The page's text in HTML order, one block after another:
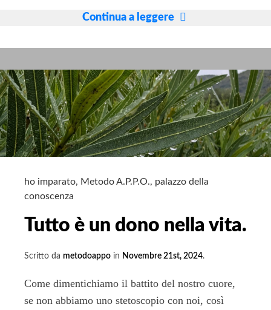
Continua a leggere
mentalmente
giorno
a
vedere
i
dettagli
ho imparato, Metodo A.P.P.O., palazzo della
conoscenza
Tutto è un dono nella vita.
Scritto da metodoappo in Novembre 21st, 2024.
Come dimentichiamo il battito del nostro cuore,
se non abbiamo uno stetoscopio con noi, così